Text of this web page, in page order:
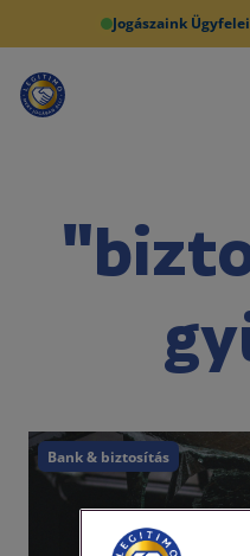
Jogászaink
Bank & biztosítás